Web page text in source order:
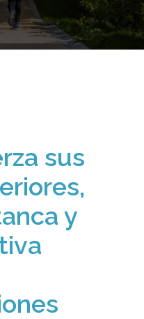
sus
y